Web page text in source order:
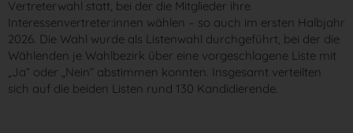
Vertreterwahl statt, bei der die Mitglieder ihre
Interessenvertreter:innen wählen – so auch im ersten Halbjahr
2026. Die Wahl wurde als Listenwahl durchgeführt, bei der die
Wählenden je Wahlbezirk über eine vorgeschlagene Liste mit
„Ja“ oder „Nein“ abstimmen konnten. Insgesamt verteilten
sich auf die beiden Listen rund 130 Kandidierende.